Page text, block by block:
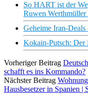
So HART ist der
Ruwen
Geheime Iran-
Kokain-Putsch: Der
Vorheriger Beitrag
schafft es ins Kommando?
Nächster Beitrag
Hausbesetzer in Spanien